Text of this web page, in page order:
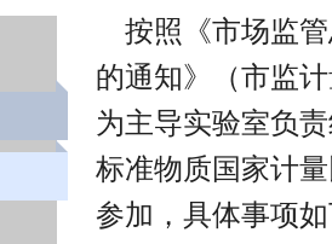
按照《市场监管
的通知》（市监
为主导实验室负
标准物质国家计
参加，具体事项